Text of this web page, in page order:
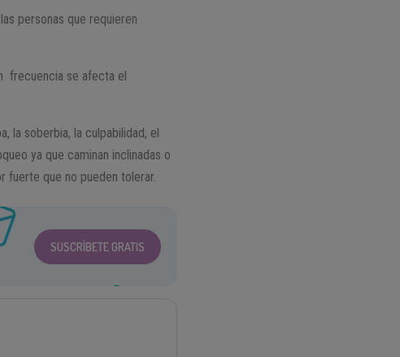
personas que requieren
frecuencia se afecta el
la soberbia, la culpabilidad, el
ya que caminan inclinadas o
fuerte que no pueden tolerar.
SUSCRÍBETE GRATIS